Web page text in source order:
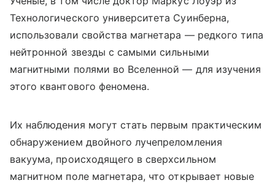
Технологического университета Суинберна,
использовали свойства магнетара — редкого типа
нейтронной звезды с самыми сильными
магнитными полями во Вселенной — для изучения
этого квантового феномена.
Их наблюдения могут стать первым практическим
обнаружением двойного лучепреломления
вакуума, происходящего в сверхсильном
магнитном поле магнетара, что открывает новые